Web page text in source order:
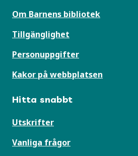
Om Barnens bibliotek
Tillgänglighet
Personuppgifter
Kakor på webbplatsen
Hitta snabbt
Utskrifter
Vanliga frågor